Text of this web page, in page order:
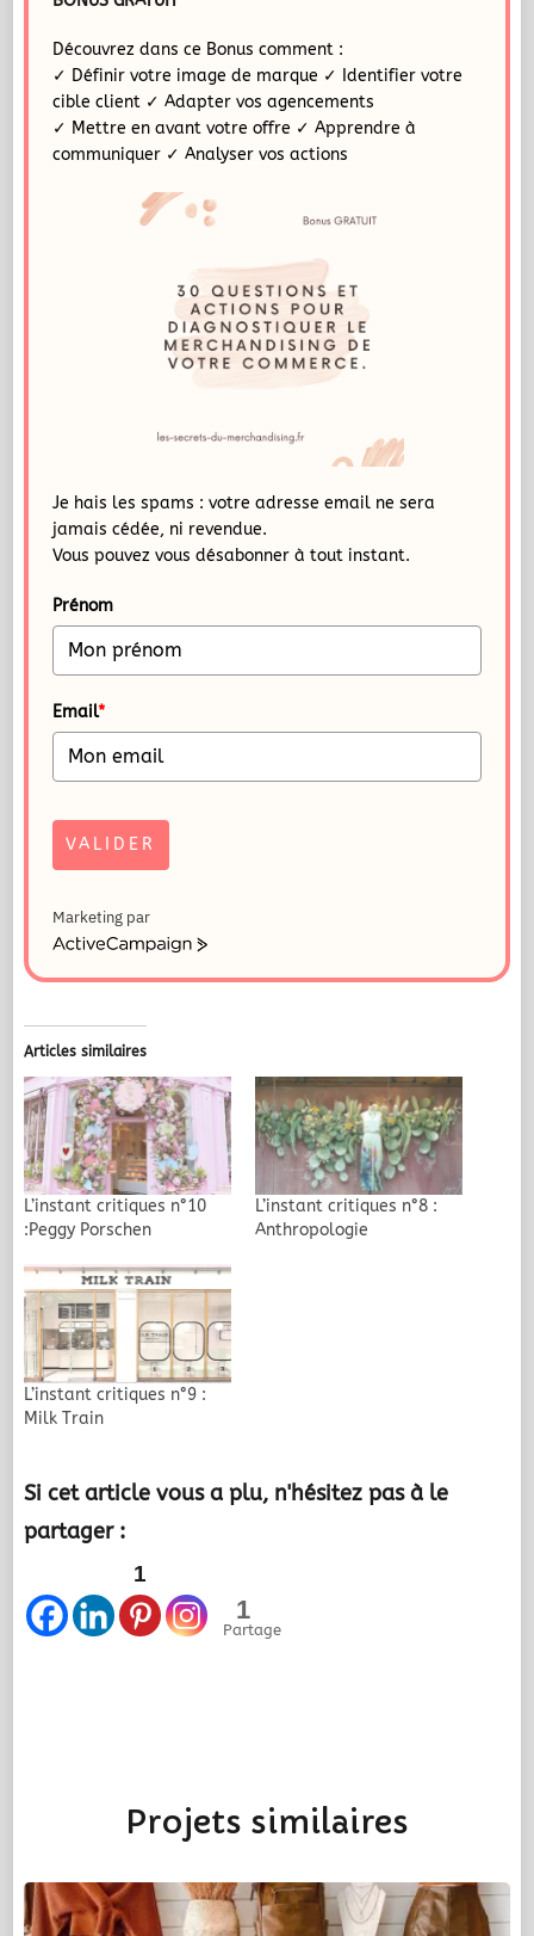
Découvrez dans ce Bonus comment :
✓ Définir votre image de marque ✓ Identifier votre
cible client ✓ Adapter vos agencements
✓ Mettre en avant votre offre ✓ Apprendre à
communiquer ✓ Analyser vos actions
Je hais les spams : votre adresse email ne sera
jamais cédée, ni revendue.
Vous pouvez vous désabonner à tout instant.
Prénom
Email*
VALIDER
Marketing par
ActiveCampaign
Articles similaires
L’instant critiques n°10
:Peggy Porschen
L’instant critiques n°8 :
Anthropologie
L’instant critiques n°9 :
Milk Train
Si cet article vous a plu, n'hésitez pas à le
partager :
1
1
Partage
Projets similaires